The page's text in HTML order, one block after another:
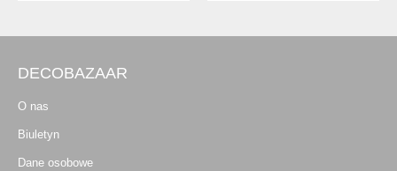
DECOBAZAAR
O nas
Biuletyn
Dane osobowe